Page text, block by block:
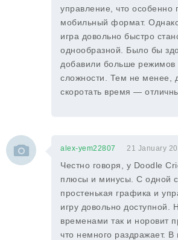
управление, что особенно
мобильный формат.
игра довольно быстро
однообразной. Было бы
добавили больше режимов
сложности. Тем не менее,
скоротать время —
alex-yem22807 21 January
Честно говоря, у Doodle
плюсы и минусы. С одной
простенькая графика и
игру довольно доступной.
временами так и норовит
что немного раздражает. В